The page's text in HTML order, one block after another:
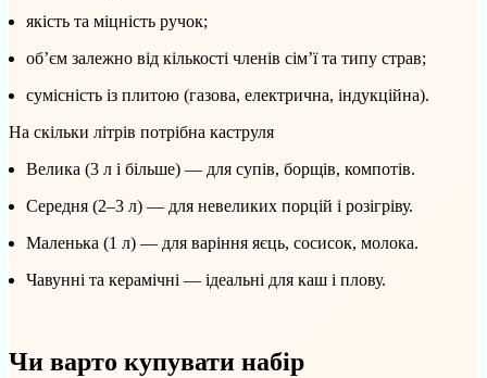
якість та міцність ручок;
об’єм залежно від кількості членів сім’ї та типу страв;
сумісність із плитою (газова, електрична, індукційна).
На скільки літрів потрібна каструля
Велика (3 л і більше) — для супів, борщів, компотів.
Середня (2–3 л) — для невеликих порцій і розігріву.
Маленька (1 л) — для варіння яєць, сосисок, молока.
Чавунні та керамічні — ідеальні для каш і плову.
Чи варто купувати набір